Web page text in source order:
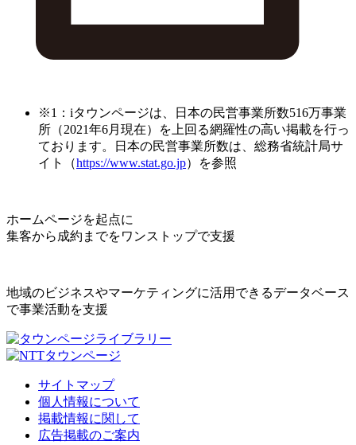
※1：iタウンページは、日本の民営事業所数516万事業
所（2021年6月現在）を上回る網羅性の高い掲載を行っ
ております。日本の民営事業所数は、総務省統計局サ
イト（https://www.stat.go.jp）を参照
ホームページを起点に
集客から成約までをワンストップで支援
地域のビジネスやマーケティングに活用できるデータベース
で事業活動を支援
サイトマップ
個人情報について
掲載情報に関して
広告掲載のご案内